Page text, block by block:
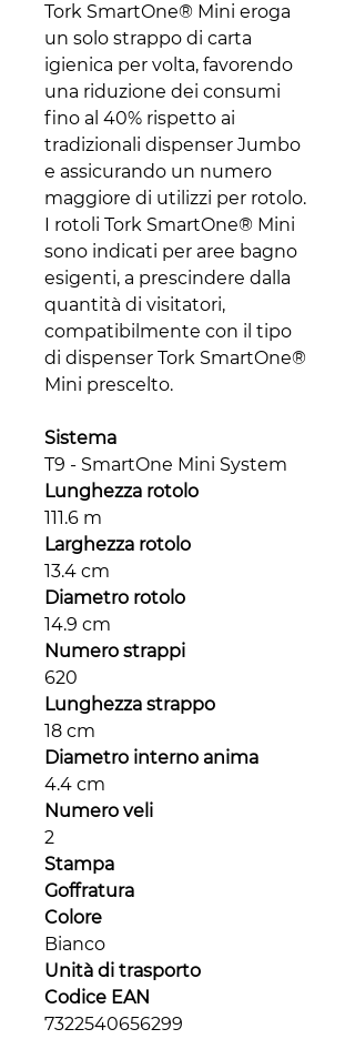
Tork SmartOne® Mini eroga
un solo strappo di carta
igienica per volta, favorendo
una riduzione dei consumi
fino al 40% rispetto ai
tradizionali dispenser Jumbo
e assicurando un numero
maggiore di utilizzi per rotolo.
I rotoli Tork SmartOne® Mini
sono indicati per aree bagno
esigenti, a prescindere dalla
quantità di visitatori,
compatibilmente con il tipo
di dispenser Tork SmartOne®
Mini prescelto.
Sistema
T9 - SmartOne Mini System
Lunghezza rotolo
111.6 m
Larghezza rotolo
13.4 cm
Diametro rotolo
14.9 cm
Numero strappi
620
Lunghezza strappo
18 cm
Diametro interno anima
4.4 cm
Numero veli
2
Stampa
Goffratura
Colore
Bianco
Unità di trasporto
Codice EAN
7322540656299